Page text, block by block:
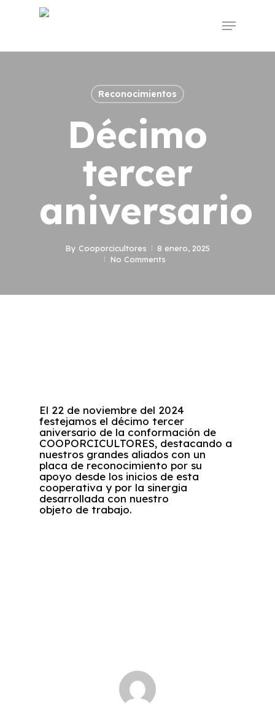
Menu
Reconocimientos
Décimo
tercer
aniversario
By Cooporcicultores
8 enero, 2025
No Comments
El 22 de noviembre del 2024
festejamos el décimo tercer
aniversario de la conformación de
COOPORCICULTORES, destacando a
nuestros grandes aliados con un
placa de reconocimiento por su
apoyo desde los inicios de esta
cooperativa y por la sinergia
desarrollada con nuestro
objeto de trabajo.